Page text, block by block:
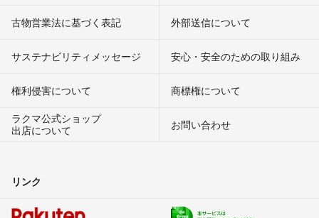
古物営業法に基づく表記 外部送信について
サステナビリティメッセージ 安心・安全のための取り組み
権利侵害について
商標権について
ラクマ公式ショップ
出店について
お問い合わせ
リンク